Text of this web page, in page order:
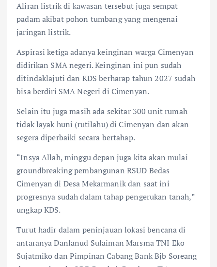
Aliran listrik di kawasan tersebut juga sempat
padam akibat pohon tumbang yang mengenai
jaringan listrik.
Aspirasi ketiga adanya keinginan warga Cimenyan
didirikan SMA negeri. Keinginan ini pun sudah
ditindaklajuti dan KDS berharap tahun 2027 sudah
bisa berdiri SMA Negeri di Cimenyan.
Selain itu juga masih ada sekitar 300 unit rumah
tidak layak huni (rutilahu) di Cimenyan dan akan
segera diperbaiki secara bertahap.
“Insya Allah, minggu depan juga kita akan mulai
groundbreaking pembangunan RSUD Bedas
Cimenyan di Desa Mekarmanik dan saat ini
progresnya sudah dalam tahap pengerukan tanah,”
ungkap KDS.
Turut hadir dalam peninjauan lokasi bencana di
antaranya Danlanud Sulaiman Marsma TNI Eko
Sujatmiko dan Pimpinan Cabang Bank Bjb Soreang